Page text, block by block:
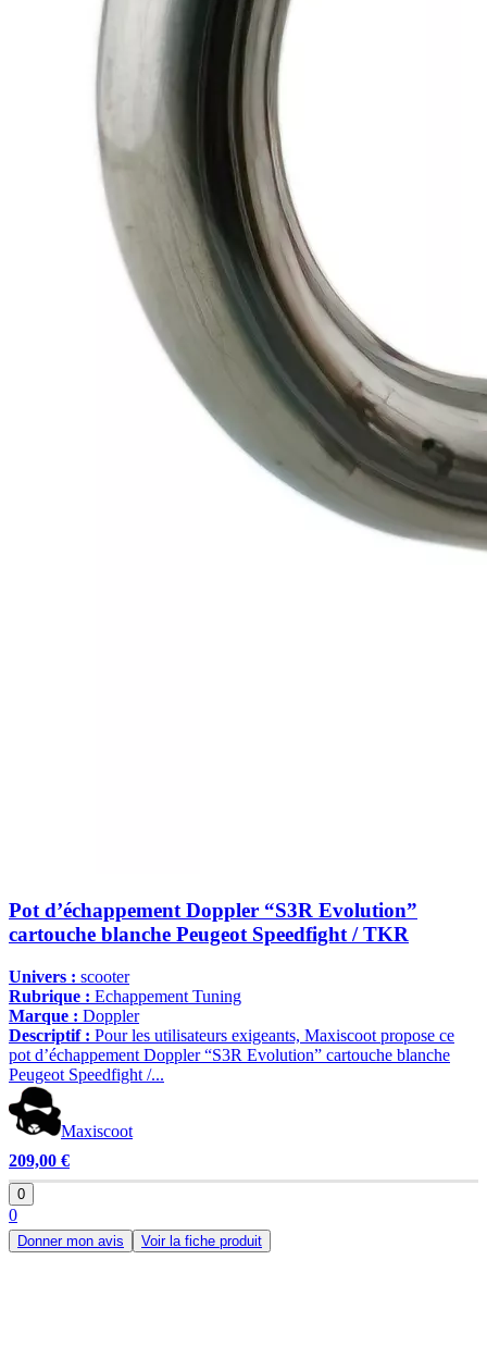
Pot d’échappement Doppler “S3R Evolution”
cartouche blanche Peugeot Speedfight / TKR
Univers : scooter
Rubrique : Echappement Tuning
Marque : Doppler
Descriptif : Pour les utilisateurs exigeants, Maxiscoot propose ce
pot d’échappement Doppler “S3R Evolution” cartouche blanche
Peugeot Speedfight /...
Maxiscoot
209,00 €
0
0
Donner mon avis Voir la fiche produit